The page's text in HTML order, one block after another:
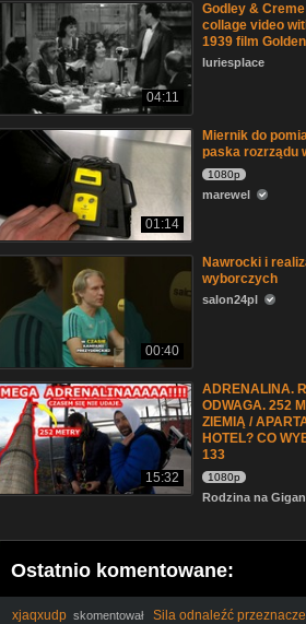
04:11
Godley &
collage video
1939 film
luriesplace
01:14
Miernik do
paska rozrządu
1080p
marewel
00:40
Nawrocki i
wyborczych
salon24pl
15:32
ADRENALINA.
ODWAGA. 252
ZIEMIĄ /
HOTEL? CO
133
1080p
Rodzina na
Ostatnio komentowane:
xjaqxudp skomentował
Sila odnaleźć